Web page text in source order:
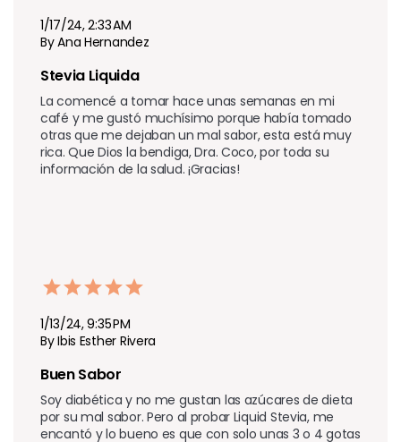
1/17/24, 2:33 AM
By Ana Hernandez
Stevia Liquida
La comencé a tomar hace unas semanas en mi
café y me gustó muchísimo porque había tomado
otras que me dejaban un mal sabor, esta está muy
rica. Que Dios la bendiga, Dra. Coco, por toda su
1/13/24, 9:35 PM
By Ibis Esther Rivera
Buen Sabor
Soy diabética y no me gustan las azúcares de dieta
por su mal sabor. Pero al probar Liquid Stevia, me
encantó y lo bueno es que con solo unas 3 o 4 gotas